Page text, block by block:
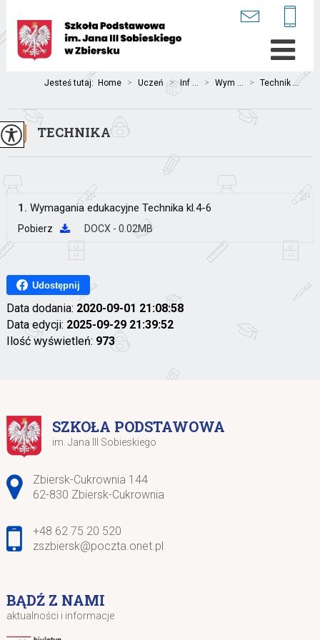
Jesteś tutaj: Home > Uczeń > Inf ... > Wym ... > Technik ...
TECHNIKA
1. Wymagania edukacyjne Technika kl.4-6
Pobierz DOCX - 0.02MB
Udostępnij
Data dodania: 2020-09-01 21:08:58
Data edycji: 2025-09-29 21:39:52
Ilość wyświetleń: 973
SZKOŁA PODSTAWOWA
im. Jana III Sobieskiego
Adres pocztowy:
Zbiersk-Cukrownia 144
62-830 Zbiersk-Cukrownia
+48 62 75 20 520
zszbiersk@poczta.onet.pl
BĄDŹ Z NAMI
aktualności i informacje